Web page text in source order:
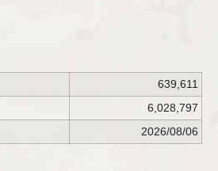
639,611
6,028,797
2026/08/06